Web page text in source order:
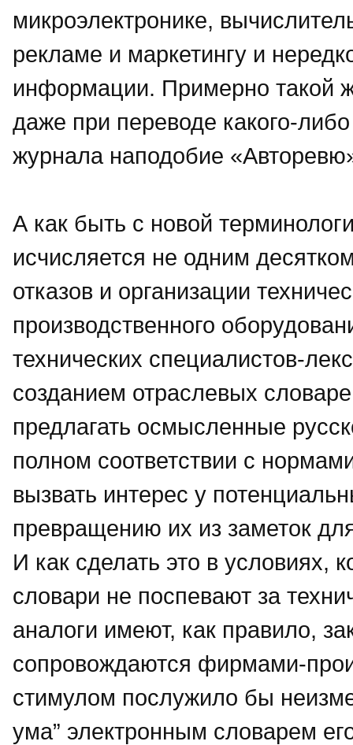
микроэлектронике,
рекламе и маркетингу и
информации. Примерно такой
даже при переводе какого-
журнала наподобие
А как быть с новой
исчисляется не одним
отказов и организации
производственного
технических специалистов-
созданием отраслевых
предлагать осмысленные
полном соответствии с
вызвать интерес у
превращению их из заметок
И как сделать это в условиях,
словари не поспевают за
аналоги имеют, как правило,
сопровождаются фирмами-
стимулом послужило бы
ума” электронным словарем